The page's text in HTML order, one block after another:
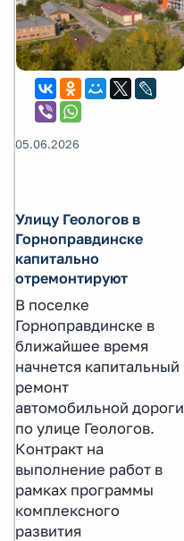
05.06.2026
Улицу Геологов в
Горноправдинске
капитально
отремонтируют
В поселке
Горноправдинске в
ближайшее время
начнется капитальный
ремонт
автомобильной дороги
по улице Геологов.
Контракт на
выполнение работ в
рамках программы
комплексного
развития